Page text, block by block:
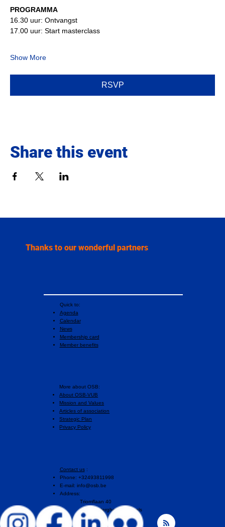
PROGRAMMA
16.30 uur: Ontvangst
17.00 uur: Start masterclass
Show More
RSVP
Share this event
Thanks to our wonderful partners
Quick to:
Agenda
Calendar
News
Membership card
Member benefits
More about OSB:
About OSB-VUB
Mission and Values
Articles of association
Strategic Plan
Privacy Policy
Contact us:
Phone: +32493811998
E-mail: info@osb.be
Address:
Triomflaan 40
1160 Auderghem, Brussels